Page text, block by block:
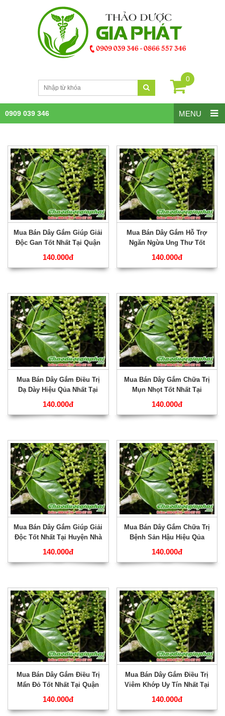
0
MENU
0909 039 346
Mua Bán Dây Gắm Giúp Giải
Độc Gan Tốt Nhất Tại Quận
140.000đ
Mua Bán Dây Gắm Hỗ Trợ
Ngăn Ngừa Ung Thư Tốt
140.000đ
Mua Bán Dây Gắm Điều Trị
Dạ Dày Hiệu Qủa Nhất Tại
Huyện Bình Chánh ???
140.000đ
Mua Bán Dây Gắm Chữa Trị
Mụn Nhọt Tốt Nhất Tại
Huyện Hóc Môn ???
140.000đ
Mua Bán Dây Gắm Giúp Giải
Độc Tốt Nhất Tại Huyện Nhà
Bè ???
140.000đ
Mua Bán Dây Gắm Chữa Trị
Bệnh Sản Hậu Hiệu Qủa
Nhất Tại Huyện Củ Chi ???
140.000đ
Mua Bán Dây Gắm Điều Trị
Mẩn Đỏ Tốt Nhất Tại Quận
140.000đ
Mua Bán Dây Gắm Điều Trị
Viêm Khớp Uy Tín Nhất Tại
140.000đ